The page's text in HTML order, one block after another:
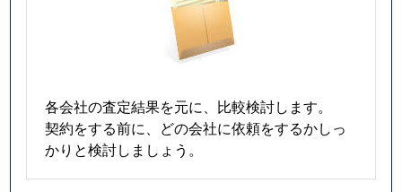
各会社の査定結果を元に、比較検討します。
契約をする前に、どの会社に依頼をするかしっ
かりと検討しましょう。